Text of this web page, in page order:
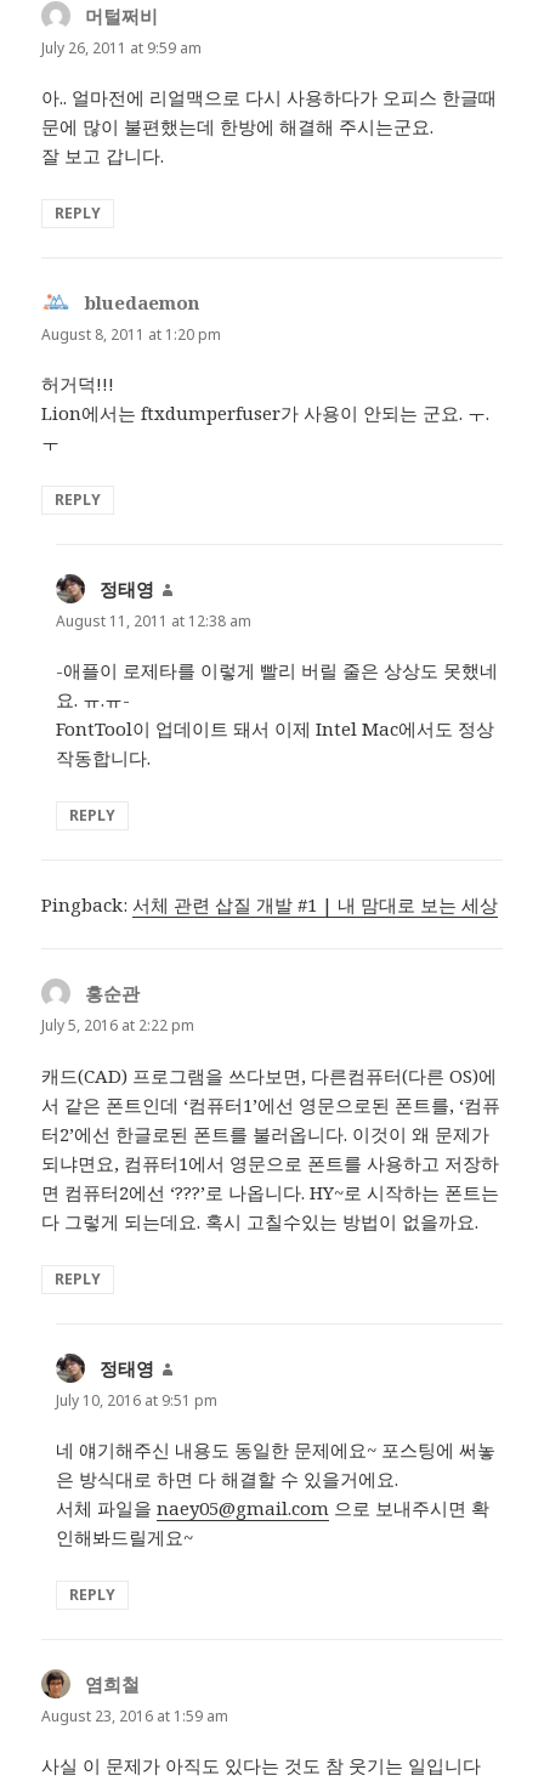
머털쩌비
July 26, 2011 at 9:59 am
아.. 얼마전에 리얼맥으로 다시 사용하다가 오피스 한글때
문에 많이 불편했는데 한방에 해결해 주시는군요.
잘 보고 갑니다.
REPLY
bluedaemon
August 8, 2011 at 1:20 pm
허거덕!!!
Lion에서는 ftxdumperfuser가 사용이 안되는 군요. ㅜ.
ㅜ
REPLY
정태영
August 11, 2011 at 12:38 am
-애플이 로제타를 이렇게 빨리 버릴 줄은 상상도 못했네
요. ㅠ.ㅠ-
FontTool이 업데이트 돼서 이제 Intel Mac에서도 정상
작동합니다.
REPLY
Pingback:서체 관련 삽질 개발 #1 | 내 맘대로 보는 세상
홍순관says:
July 5, 2016 at 2:22 pm
캐드(CAD) 프로그램을 쓰다보면, 다른컴퓨터(다른 OS)에
서 같은 폰트인데 ‘컴퓨터1’에선 영문으로된 폰트를, ‘컴퓨
터2’에선 한글로된 폰트를 불러옵니다. 이것이 왜 문제가
되냐면요, 컴퓨터1에서 영문으로 폰트를 사용하고 저장하
면 컴퓨터2에선 ‘???’로 나옵니다. HY~로 시작하는 폰트는
다 그렇게 되는데요. 혹시 고칠수있는 방법이 없을까요.
REPLY
정태영
July 10, 2016 at 9:51 pm
네 얘기해주신 내용도 동일한 문제에요~ 포스팅에 써놓
은 방식대로 하면 다 해결할 수 있을거에요.
서체 파일을naey05@gmail.com 으로 보내주시면 확
인해봐드릴게요~
REPLY
염희철
August 23, 2016 at 1:59 am
사실 이 문제가 아직도 있다는 것도 참 웃기는 일입니다